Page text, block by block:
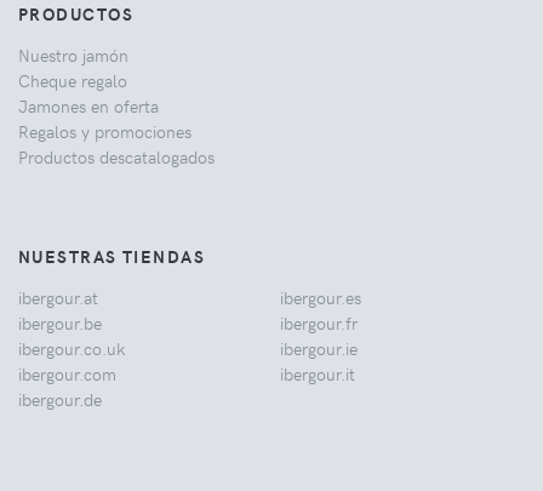
PRODUCTOS
Nuestro jamón
Cheque regalo
Jamones en oferta
Regalos y promociones
Productos descatalogados
NUESTRAS TIENDAS
ibergour.at
ibergour.be
ibergour.co.uk
ibergour.com
ibergour.de
ibergour.es
ibergour.fr
ibergour.ie
ibergour.it